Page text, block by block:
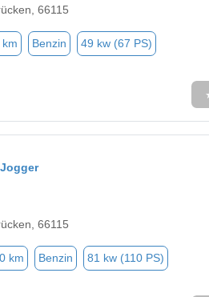
66115
Benzin 49 kw (67 PS)
66115
km Benzin 81 kw (110 PS)